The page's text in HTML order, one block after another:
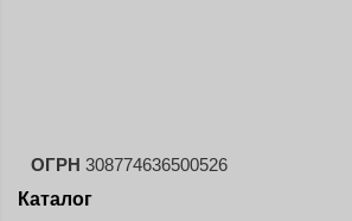
ОГРН 308774636500526
Каталог